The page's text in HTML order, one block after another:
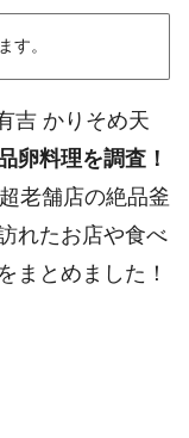
す。
吉 かりそめ天
卵料理を調査！
老舗店の絶品釜
れたお店や食べ
まとめました！